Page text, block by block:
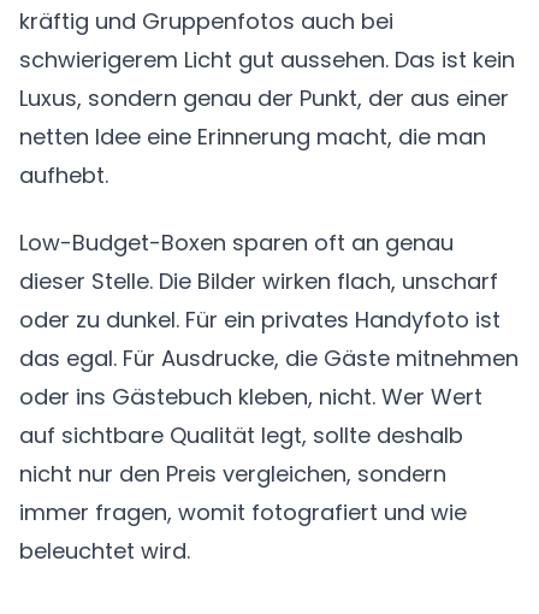
kräftig und Gruppenfotos auch bei
schwierigerem Licht gut aussehen. Das ist kein
Luxus, sondern genau der Punkt, der aus einer
netten Idee eine Erinnerung macht, die man
aufhebt.
Low-Budget-Boxen sparen oft an genau
dieser Stelle. Die Bilder wirken flach, unscharf
oder zu dunkel. Für ein privates Handyfoto ist
das egal. Für Ausdrucke, die Gäste mitnehmen
oder ins Gästebuch kleben, nicht. Wer Wert
auf sichtbare Qualität legt, sollte deshalb
nicht nur den Preis vergleichen, sondern
immer fragen, womit fotografiert und wie
beleuchtet wird.